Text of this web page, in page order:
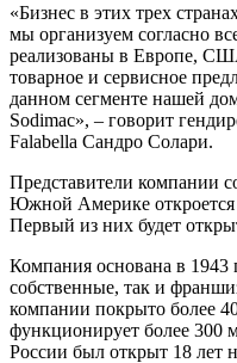
«Бизнес в этих трех
мы организуем согласно
реализованы в Европе,
товарное и сервисное
данном сегменте нашей
Sodimac», – говорит
Falabella Сандро Солари.
Представители компании
Южной Америке откроется
Первый из них будет
Компания основана в 1943
собственные, так и
компании покрыто более
функционирует более 300
России был открыт 18 лет